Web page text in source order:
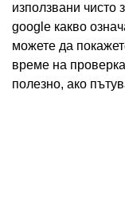
използвани чисто
google какво
можете да
време на
полезно, ако